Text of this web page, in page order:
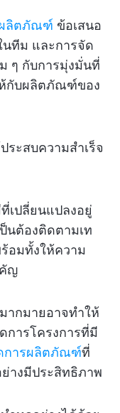
ลิตภัณฑ์ ข้อเสนอ
นทีม และการจัด
ๆ กับการมุ่งมั่นที่
กับผลิตภัณฑ์ของ
ะสบความสำเร็จ
เปลี่ยนแปลงอยู่
นต้องติดตามเท
อมทั้งให้ความ
ญ
ากมายอาจทำให้
ารโครงการที่มี
การผลิตภัณฑ์ที่
างมีประสิทธิภาพ